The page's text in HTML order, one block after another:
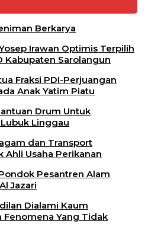
Berkarya
Irawan Optimis Terpilih
Kabupaten Sarolangun
Fraksi PDI-Perjuangan
Anak Yatim Piatu
Drum Untuk
Linggau
dan Transport
Usaha Perikanan
Pesantren Alam
Jazari
Dialami Kaum
Yang Tidak